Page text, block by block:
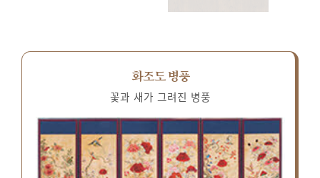
화조도 병풍
꽃과 새가 그려진 병풍